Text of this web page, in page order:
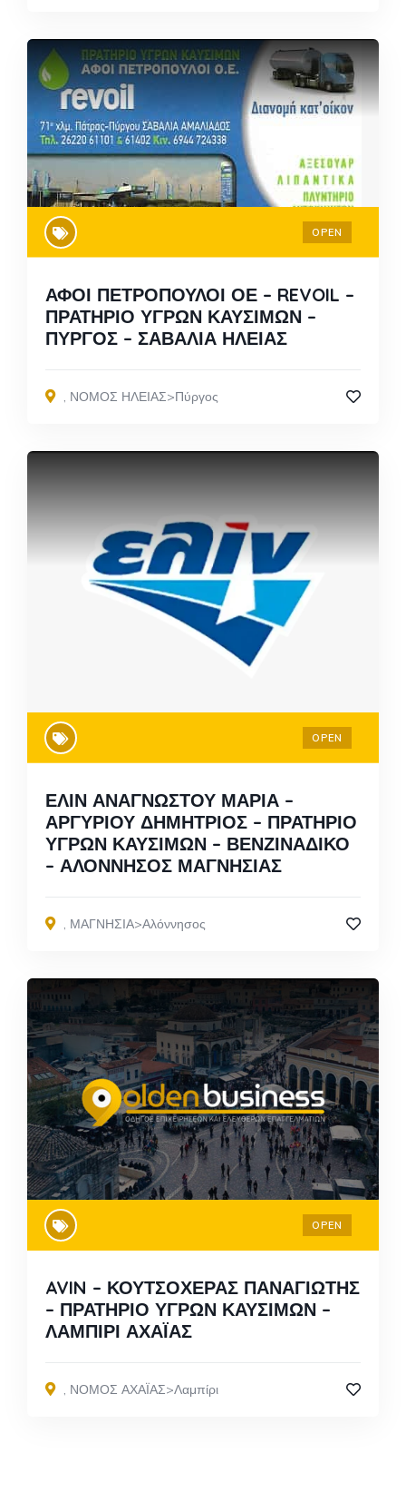
OPEN
ΑΦΟΙ ΠΕΤΡΟΠΟΥΛΟΙ ΟΕ – REVOIL –
ΠΡΑΤΗΡΙΟ ΥΓΡΩΝ ΚΑΥΣΙΜΩΝ –
ΠΥΡΓΟΣ – ΣΑΒΑΛΙΑ ΗΛΕΙΑΣ
ΝΟΜΟΣ ΗΛΕΙΑΣ>Πύργος
OPEN
ΕΛΙΝ ΑΝΑΓΝΩΣΤΟΥ ΜΑΡΙΑ –
ΑΡΓΥΡΙΟΥ ΔΗΜΗΤΡΙΟΣ – ΠΡΑΤΗΡΙΟ
ΥΓΡΩΝ ΚΑΥΣΙΜΩΝ – ΒΕΝΖΙΝΑΔΙΚΟ
– ΑΛΟΝΝΗΣΟΣ ΜΑΓΝΗΣΙΑΣ
, ΜΑΓΝΗΣΙΑ>Αλόννησος
OPEN
AVIN – ΚΟΥΤΣΟΧΕΡΑΣ ΠΑΝΑΓΙΩΤΗΣ
– ΠΡΑΤΗΡΙΟ ΥΓΡΩΝ ΚΑΥΣΙΜΩΝ –
ΛΑΜΠΙΡΙ ΑΧΑΪΑΣ
, ΝΟΜΟΣ ΑΧΑΪΑΣ>Λαμπίρι